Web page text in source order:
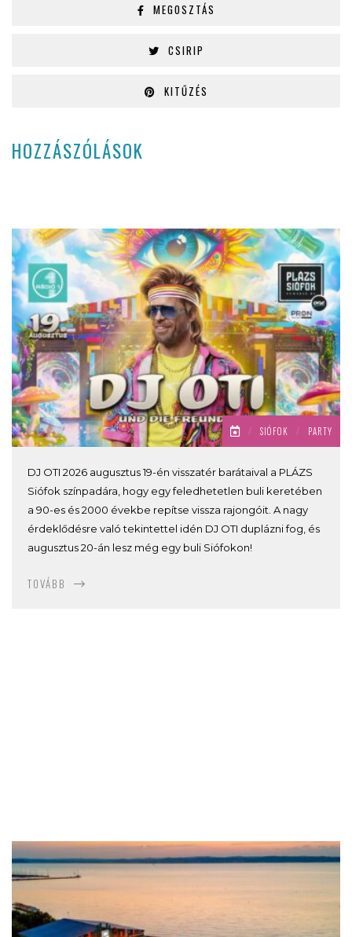
MEGOSZTÁS
CSIRIP
KITŰZÉS
HOZZÁSZÓLÁSOK
/ SIÓFOK / PARTY
DJ OTI 2026 augusztus 19-én visszatér barátaival a PLÁZS
Siófok színpadára, hogy egy feledhetetlen buli keretében
a 90-es és 2000 évekbe repítse vissza rajongóit. A nagy
érdeklődésre való tekintettel idén DJ OTI duplázni fog, és
augusztus 20-án lesz még egy buli Siófokon!
TOVÁBB